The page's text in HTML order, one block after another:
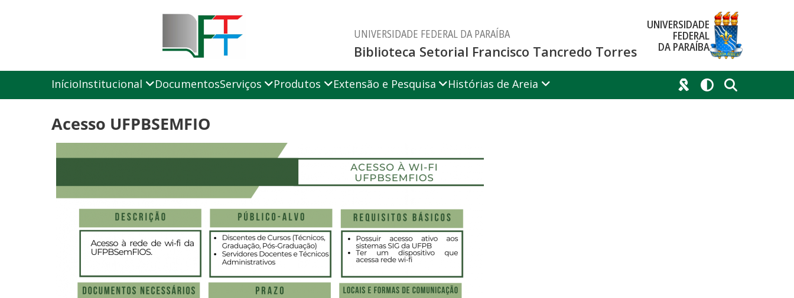
UNIVERSIDADE FEDERAL DA PARAÍBA
Biblioteca Setorial Francisco Tancredo Torres
UNIVERSIDADE
FEDERAL
DA PARAÍBA
InícioInstitucional DocumentosServiços Produtos Extensão e Pesquisa Histórias de Areia
Acesso UFPBSEMFIO